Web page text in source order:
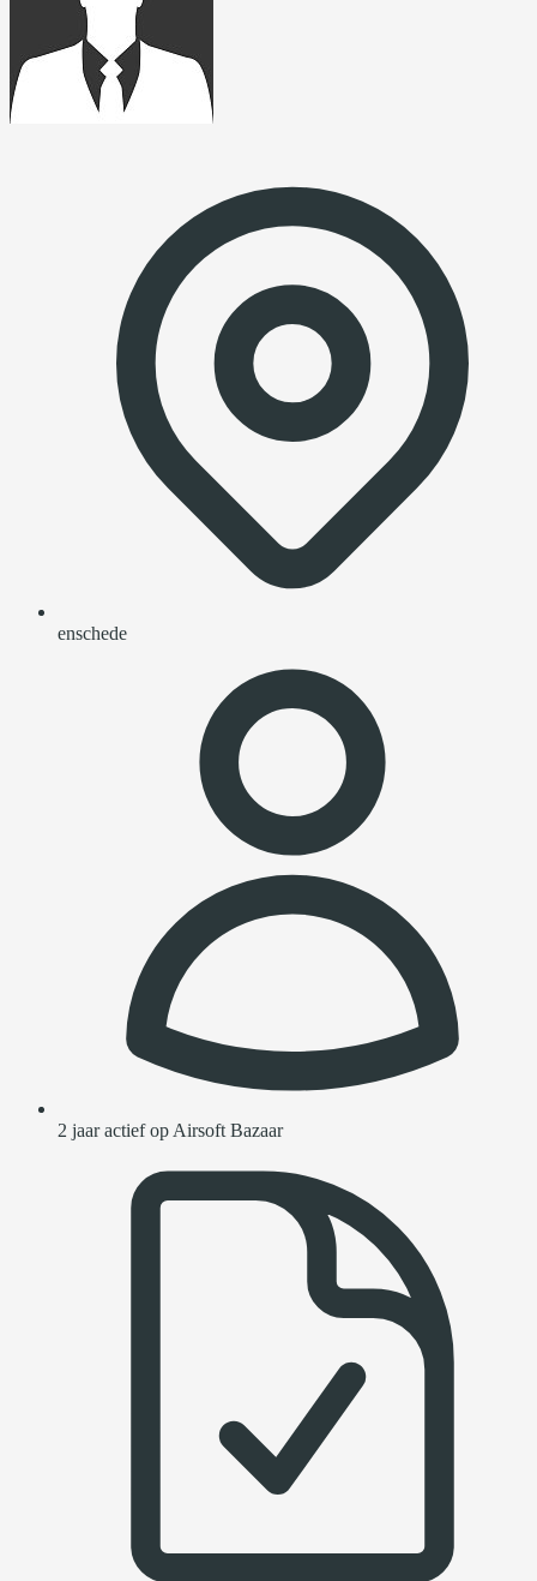
enschede
2 jaar actief op Airsoft Bazaar